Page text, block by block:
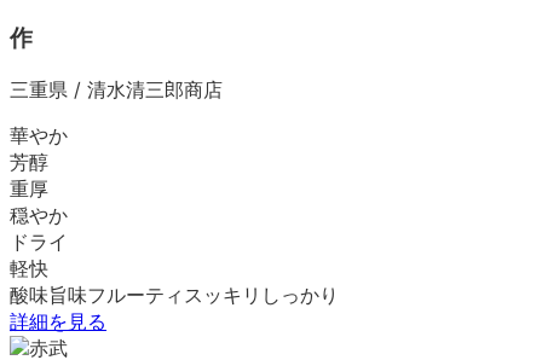
作
三重県 / 清水清三郎商店
華やか
芳醇
重厚
穏やか
ドライ
軽快
酸味旨味フルーティ スッキリ しっかり
詳細を見る